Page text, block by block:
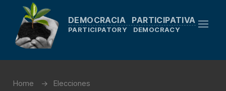
DEMOCRACIA PARTICIPATIVA
PARTICIPATORY DEMOCRACY
Home
Elecciones